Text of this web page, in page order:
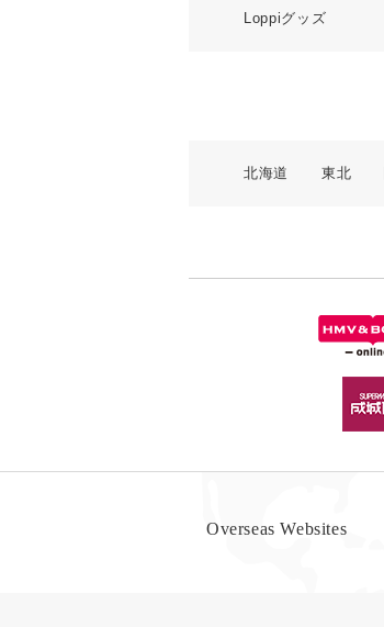
Loppiグッズ
北海道 東北
Overseas Websites